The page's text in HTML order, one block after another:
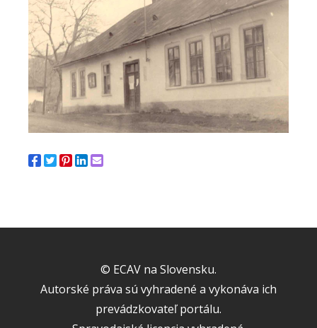
© ECAV na Slovensku.
Autorské práva sú vyhradené a vykonáva ich
prevádzkovateľ portálu.